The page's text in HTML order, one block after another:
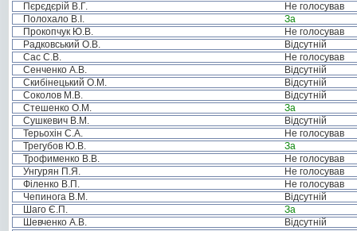
Пєрєдєрій В.Г.
Не голосував
Полохало В.І.
За
Прокопчук Ю.В.
Не голосував
Радковський О.В.
Відсутній
Сас С.В.
Не голосував
Сенченко А.В.
Відсутній
Скибінецький О.М.
Відсутній
Соколов М.В.
Відсутній
Стешенко О.М.
За
Сушкевич В.М.
Відсутній
Терьохін С.А.
Не голосував
Трегубов Ю.В.
За
Трофименко В.В.
Не голосував
Унгурян П.Я.
Не голосував
Філенко В.П.
Не голосував
Чепинога В.М.
Відсутній
Шаго Є.П.
За
Шевченко А.В.
Відсутній